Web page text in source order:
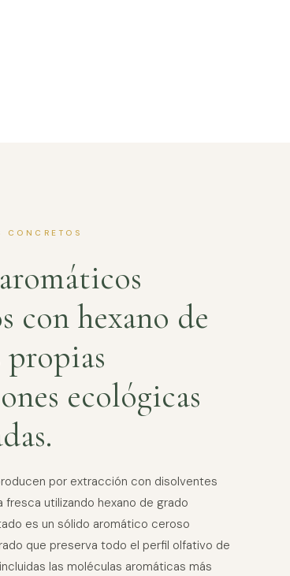
CONCRETOS
con hexano de
propias
ecológicas
por extracción con disolventes
fresca utilizando hexano de grado
es un sólido aromático ceroso
que preserva todo el perfil olfativo de
las moléculas aromáticas más